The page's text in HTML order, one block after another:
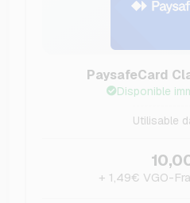
PaysafeCard
Disponible
Utilisable
+ 1,49€ VGO-